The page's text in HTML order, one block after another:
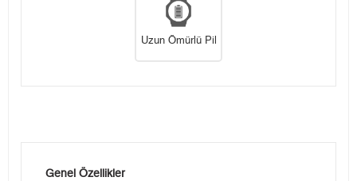
Uzun Ömürlü Pil
Genel Özellikler